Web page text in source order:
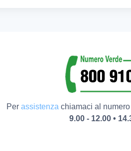
Per assistenzachiamaci al
9.00 - 12.00 •